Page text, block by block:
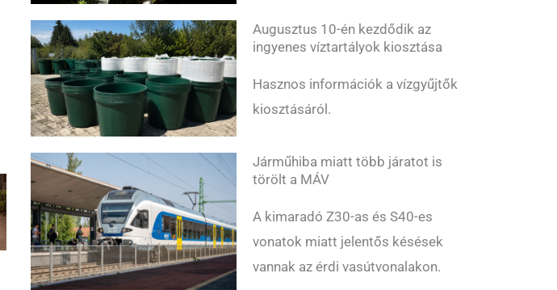
Augusztus 10-én kezdődik az
ingyenes víztartályok kiosztása
Hasznos információk a vízgyűjtők
kiosztásáról.
Járműhiba miatt több járatot is
törölt a MÁV
A kimaradó Z30-as és S40-es
vonatok miatt jelentős késések
vannak az érdi vasútvonalakon.